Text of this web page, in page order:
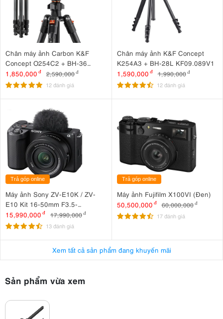
Chân máy ảnh Carbon K&F
Concept O254C2 + BH-36
KF09.123
1,850,000 đ 2,590,000đ
12 đánh giá
Chân máy ảnh K&F Concept
K254A3 + BH-28L KF09.089V1
1,590,000 đ 1,990,000 đ
12 đánh giá
Trả góp online
Máy ảnh Sony ZV-E10K / ZV-
E10 Kit 16-50mm F3.5-
5.6 OSS II
15,990,000 đ 17,990,000đ
13 đánh giá
Trả góp online
Máy ảnh Fujifilm X100VI (Đen)
50,500,000 đ 60,000,000 đ
17 đánh giá
Xem tất cả sản phẩm đang khuyến mãi
Sản phẩm vừa xem